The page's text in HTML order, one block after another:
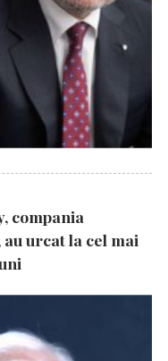
compania
urcat la cel mai